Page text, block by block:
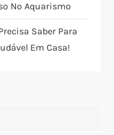
No Aquarismo
Saber Para
Em Casa!